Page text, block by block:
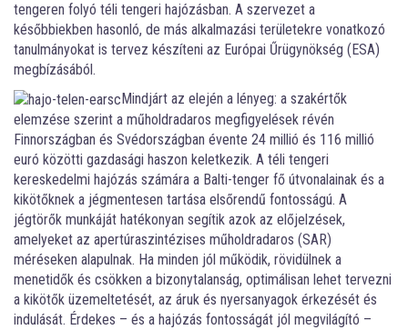
tengeren folyó téli tengeri hajózásban. A szervezet a
későbbiekben hasonló, de más alkalmazási területekre vonatkozó
tanulmányokat is tervez készíteni az Európai Űrügynökség (ESA)
megbízásából.
Mindjárt az elején a lényeg: a szakértők
elemzése szerint a műholdradaros megfigyelések révén
Finnországban és Svédországban évente 24 millió és 116 millió
euró közötti gazdasági haszon keletkezik. A téli tengeri
kereskedelmi hajózás számára a Balti-tenger fő útvonalainak és a
kikötőknek a jégmentesen tartása elsőrendű fontosságú. A
jégtörők munkáját hatékonyan segítik azok az előjelzések,
amelyeket az apertúraszintézises műholdradaros (SAR)
méréseken alapulnak. Ha minden jól működik, rövidülnek a
menetidők és csökken a bizonytalanság, optimálisan lehet tervezni
a kikötők üzemeltetését, az áruk és nyersanyagok érkezését és
indulását. Érdekes – és a hajózás fontosságát jól megvilágító –